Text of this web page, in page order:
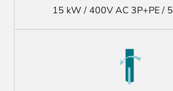
15 kW / 400V AC 3P+PE /